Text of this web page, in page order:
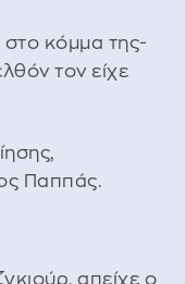
στο κόμμα της-
τον είχε
Παππάς.
απείχε ο